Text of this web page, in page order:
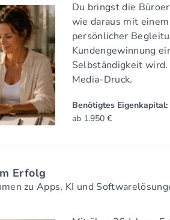
Du bringst die
wie daraus mit
persönlicher
Kundengewinnung
Selbständigkeit
Media-Druck.
Benötigtes Eigenkapital:
ab 1.950 €
Erfolg
zu Apps, KI und